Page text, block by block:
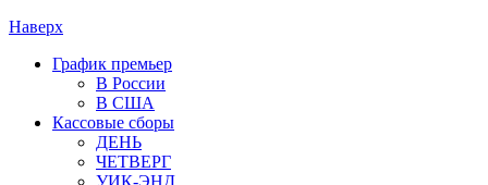
Наверх
График премьер
В России
В США
Кассовые сборы
ДЕНЬ
ЧЕТВЕРГ
УИК-ЭНД